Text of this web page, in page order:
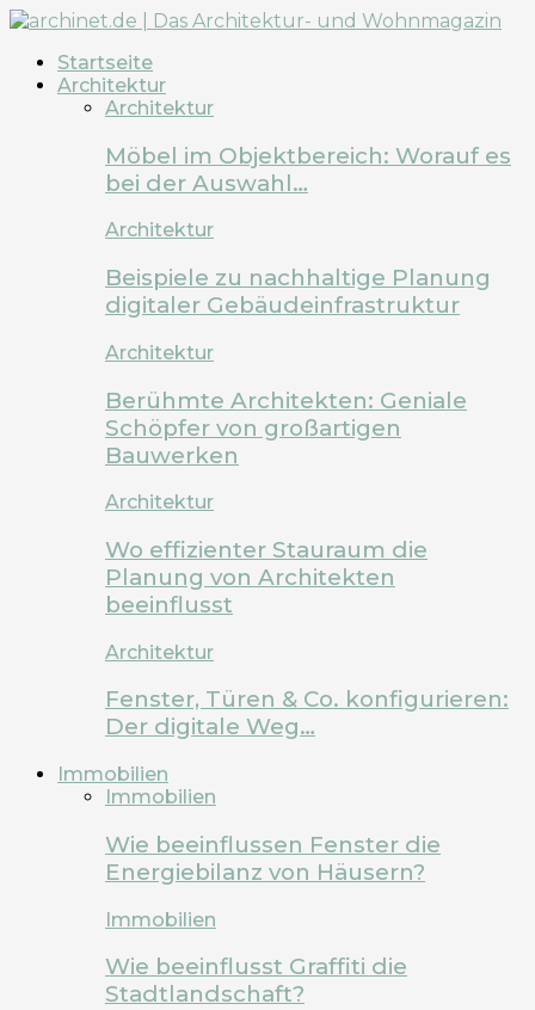
Startseite
Architektur
Architektur
Möbel im Objektbereich: Worauf es
bei der Auswahl…
Architektur
Beispiele zu nachhaltige Planung
digitaler Gebäudeinfrastruktur
Architektur
Berühmte Architekten: Geniale
Schöpfer von großartigen
Bauwerken
Architektur
Wo effizienter Stauraum die
Planung von Architekten
beeinflusst
Architektur
Fenster, Türen & Co. konfigurieren:
Der digitale Weg…
Immobilien
Immobilien
Wie beeinflussen Fenster die
Energiebilanz von Häusern?
Immobilien
Wie beeinflusst Graffiti die
Stadtlandschaft?